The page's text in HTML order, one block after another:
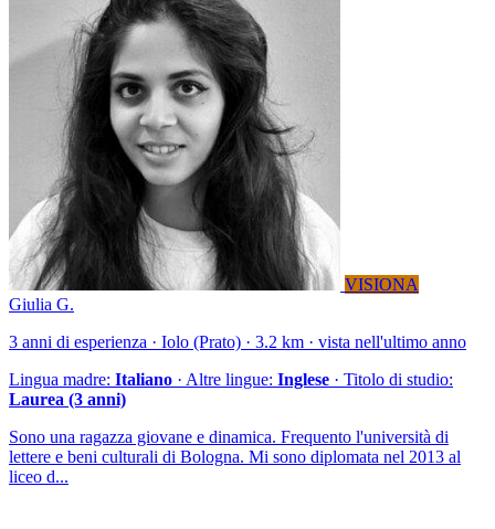
VISIONA
Giulia G.
3 anni di esperienza · Iolo (Prato) · 3.2 km · vista nell'ultimo anno
Lingua madre: Italiano · Altre lingue: Inglese · Titolo di studio:
Laurea (3 anni)
Sono una ragazza giovane e dinamica. Frequento l'università di
lettere e beni culturali di Bologna. Mi sono diplomata nel 2013 al
liceo d...